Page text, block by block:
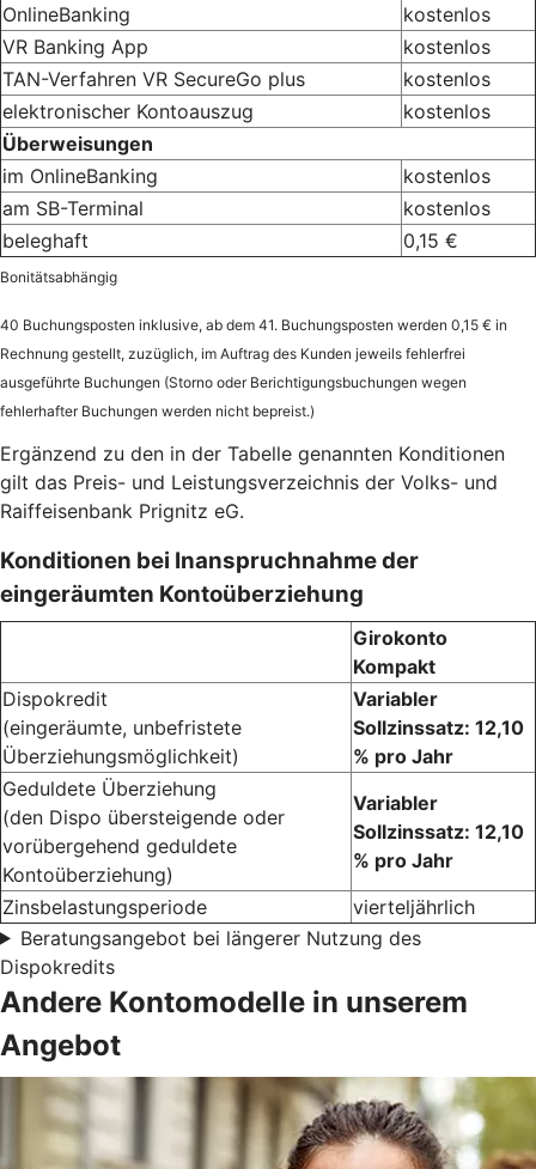
OnlineBanking
kostenlos
VR Banking App
kostenlos
TAN-Verfahren VR SecureGo plus
kostenlos
elektronischer Kontoauszug
kostenlos
Überweisungen
im OnlineBanking
kostenlos
am SB-Terminal
kostenlos
beleghaft
0,15 €
Bonitätsabhängig
40 Buchungsposten inklusive, ab dem 41. Buchungsposten werden 0,15 € in
Rechnung gestellt, zuzüglich, im Auftrag des Kunden jeweils fehlerfrei
ausgeführte Buchungen (Storno oder Berichtigungsbuchungen wegen
fehlerhafter Buchungen werden nicht bepreist.)
Ergänzend zu den in der Tabelle genannten Konditionen
gilt das Preis- und Leistungsverzeichnis der Volks- und
Raiffeisenbank Prignitz eG.
Konditionen bei Inanspruchnahme der
eingeräumten Kontoüberziehung
Girokonto
Kompakt
Dispokredit
(eingeräumte, unbefristete
Überziehungsmöglichkeit)
Variabler
Sollzinssatz: 12,10
% pro Jahr
Geduldete Überziehung
(den Dispo übersteigende oder
vorübergehend geduldete
Kontoüberziehung)
Variabler
Sollzinssatz: 12,10
% pro Jahr
Zinsbelastungsperiode
vierteljährlich
Beratungsangebot bei längerer Nutzung des
Dispokredits
Andere Kontomodelle in unserem
Angebot